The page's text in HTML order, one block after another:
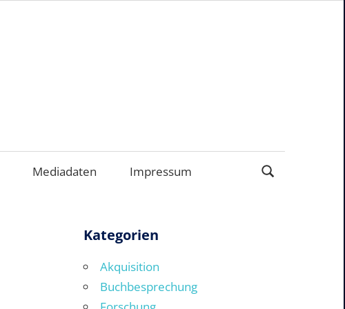
Mediadaten Impressum
Kategorien
Akquisition
Buchbesprechung